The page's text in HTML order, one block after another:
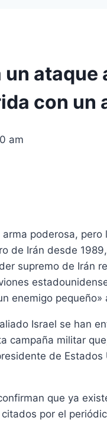
un ataque
con un
am
poderosa,
de Irán desde
supremo de Irán
enemigo
Israel se han
campaña militar
de
que ya
por el